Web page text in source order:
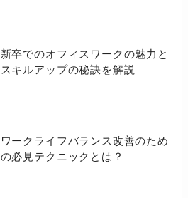
新卒でのオフィスワークの魅力と
スキルアップの秘訣を解説
ワークライフバランス改善のため
の必見テクニックとは？